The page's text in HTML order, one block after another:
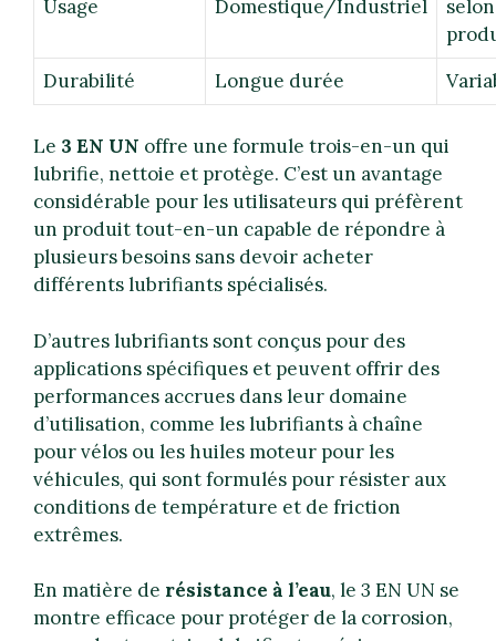
Usage Domestique/Industriel
Durabilité
Longue durée
Le 3 EN UN offre une formule trois-en-un qui
lubrifie, nettoie et protège. C’est un avantage
considérable pour les utilisateurs qui préfèrent
un produit tout-en-un capable de répondre à
plusieurs besoins sans devoir acheter
différents lubrifiants spécialisés.
D’autres lubrifiants sont conçus pour des
applications spécifiques et peuvent offrir des
performances accrues dans leur domaine
d’utilisation, comme les lubrifiants à chaîne
pour vélos ou les huiles moteur pour les
véhicules, qui sont formulés pour résister aux
conditions de température et de friction
extrêmes.
En matière de résistance à l’eau, le 3 EN UN se
montre efficace pour protéger de la corrosion,